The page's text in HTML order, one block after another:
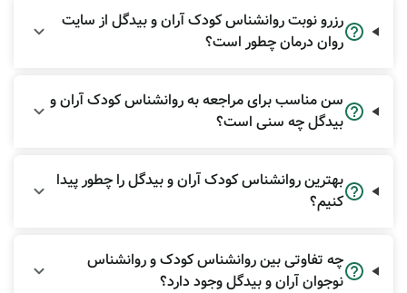
تحصیلات عالی و آموزش بالینی گسترده در ارزیابی و درمان
مسائل روانی، عاطفی و رفتاری کودکان و نوجوانان است.
ارزیابی تخصصی:انجام تست‌های هوش، توجه، شخصیت
و غربالگری اختلالات رشدی برای تشخیص دقیق مشکلات
یادگیری، ADHD، یا
بازی‌درمانی (Play Therapy)،
رفتاردرمانی شناختی (CBT)
و درمان‌های مبتنی بر ارتباط والد-کودک.
مشاوره با والدین:
خانه.
رزرو نوبت روانشناس کودک آران و بیدگل از سایت
روان درمان چطور است؟
سن مناسب برای مراجعه به روانشناس کودک آران و
بیدگل چه سنی است؟
بهترین روانشناس کودک آران و بیدگل را چطور پیدا
کنیم؟
چه تفاوتی بین روانشناس کودک و روانشناس
نوجوان آران و بیدگل وجود دارد؟